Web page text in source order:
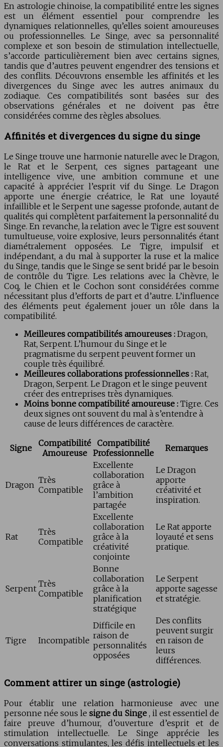
En astrologie chinoise, la compatibilité entre les signes
est un élément essentiel pour comprendre les
dynamiques relationnelles, qu’elles soient amoureuses
ou professionnelles. Le Singe, avec sa personnalité
complexe et son besoin de stimulation intellectuelle,
s’accorde particulièrement bien avec certains signes,
tandis que d’autres peuvent engendrer des tensions et
des conflits. Découvrons ensemble les affinités et les
divergences du Singe avec les autres animaux du
zodiaque. Ces compatibilités sont basées sur des
observations générales et ne doivent pas être
considérées comme des règles absolues.
Affinités et divergences du signe du singe
Le Singe trouve une harmonie naturelle avec le Dragon,
le Rat et le Serpent, ces signes partageant une
intelligence vive, une ambition commune et une
capacité à apprécier l’esprit vif du Singe. Le Dragon
apporte une énergie créatrice, le Rat une loyauté
infaillible et le Serpent une sagesse profonde, autant de
qualités qui complètent parfaitement la personnalité du
Singe. En revanche, la relation avec le Tigre est souvent
tumultueuse, voire explosive, leurs personnalités étant
diamétralement opposées. Le Tigre, impulsif et
indépendant, a du mal à supporter la ruse et la malice
du Singe, tandis que le Singe se sent bridé par le besoin
de contrôle du Tigre. Les relations avec la Chèvre, le
Coq, le Chien et le Cochon sont considérées comme
nécessitant plus d’efforts de part et d’autre. L’influence
des éléments peut également jouer un rôle dans la
compatibilité.
Meilleures compatibilités amoureuses : Dragon,
Rat, Serpent. L’humour du Singe et le
pragmatisme du serpent peuvent former un
couple très équilibré.
Meilleures collaborations professionnelles : Rat,
Dragon, Serpent. Le Dragon et le singe peuvent
créer des entreprises très dynamiques.
Moins bonne compatibilité amoureuse : Tigre. Ces
deux signes ont souvent du mal à s’entendre à
cause de leurs différences de caractère.
Signe
Compatibilité
Amoureuse
Compatibilité
Professionnelle
Remarques
Dragon Très
Compatible
Excellente
collaboration
grâce à
l’ambition
partagée
Le Dragon
apporte
créativité et
inspiration.
Rat
Très
Compatible
Excellente
collaboration
grâce à la
créativité
conjointe
Le Rat apporte
loyauté et sens
pratique.
Serpent Très
Compatible
Bonne
collaboration
grâce à la
planification
stratégique
Le Serpent
apporte sagesse
et stratégie.
Tigre Incompatible
Difficile en
raison de
personnalités
opposées
Des conflits
peuvent surgir
en raison de
leurs
différences.
Comment attirer un singe (astrologie)
Pour établir une relation harmonieuse avec une
personne née sous lesigne du Singe , il est essentiel de
faire preuve d’humour, d’ouverture d’esprit et de
stimulation intellectuelle. Le Singe apprécie les
conversations stimulantes, les défis intellectuels et les